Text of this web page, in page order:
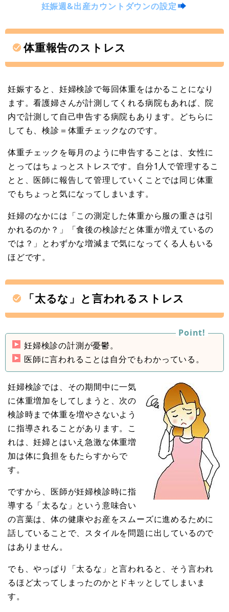
妊娠週&出産カウントダウンの設定
体重報告のストレス
妊娠すると、妊婦検診で毎回体重をはかることになり
ます。看護婦さんが計測してくれる病院もあれば、院
内で計測して自己申告する病院もあります。どちらに
しても、検診＝体重チェックなのです。
体重チェックを毎月のように申告することは、女性に
とってはちょっとストレスです。自分1人で管理するこ
とと、医師に報告して管理していくことでは同じ体重
でもちょっと気になってしまいます。
妊婦のなかには「この測定した体重から服の重さは引
かれるのか？」「食後の検診だと体重が増えているの
では？」とわずかな増減まで気になってくる人もいる
ほどです。
「太るな」と言われるストレス
妊婦検診の計測が憂鬱。
医師に言われることは自分でもわかっている。
妊婦検診では、その期間中に一気
に体重増加をしてしまうと、次の
検診時まで体重を増やさないよう
に指導されることがあります。こ
れは、妊婦とはいえ急激な体重増
加は体に負担をもたらすからで
す。
ですから、医師が妊婦検診時に指
導する「太るな」という意味合い
の言葉は、体の健康やお産をスムーズに進めるために
話していることで、スタイルを問題に出しているので
はありません。
でも、やっぱり「太るな」と言われると、そう言われ
るほど太ってしまったのかとドキッとしてしまいま
す。